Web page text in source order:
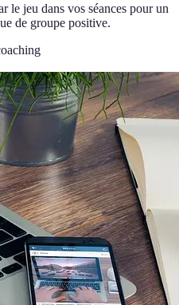
le jeu dans vos séances pour un
de groupe positive.